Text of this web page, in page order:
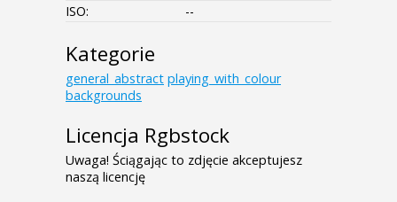
ISO:
--
Kategorie
general_abstract playing_with_colour
backgrounds
Licencja Rgbstock
Uwaga! Ściągając to zdjęcie akceptujesz
naszą licencję